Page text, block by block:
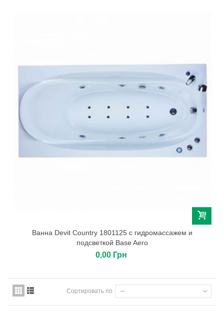
Ванна Devit Country 1801125 с гидромассажем и
подсветкой Base Aero
0,00 Грн
Сортировать по --